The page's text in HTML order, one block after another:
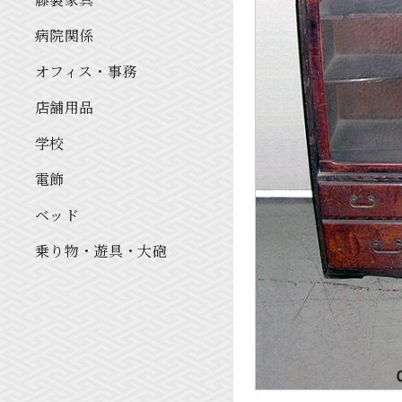
病院関係
オフィス・事務
店舗用品
学校
電飾
ベッド
乗り物・遊具・大砲